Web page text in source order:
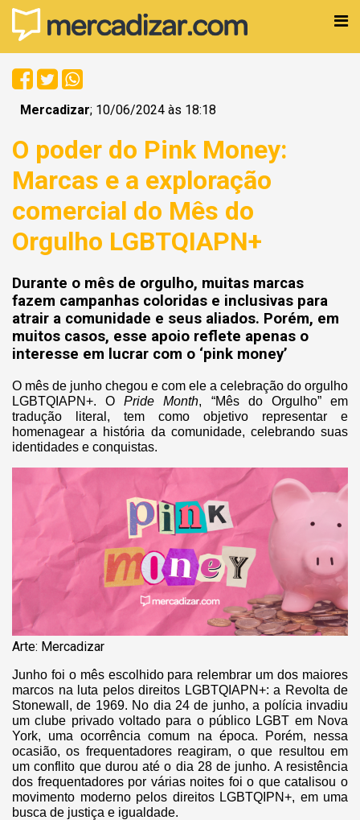
Mercadizar; 10/06/2024 às 18:18
O poder do Pink Money:
Marcas e a exploração
comercial do Mês do
Orgulho LGBTQIAPN+
Durante o mês de orgulho, muitas marcas
fazem campanhas coloridas e inclusivas para
atrair a comunidade e seus aliados. Porém, em
muitos casos, esse apoio reflete apenas o
interesse em lucrar com o ‘pink money’
O mês de junho chegou e com ele a celebração do orgulho
LGBTQIAPN+. OPride Month, “Mês do Orgulho” em
tradução literal, tem como objetivo representar e
homenagear a história da comunidade, celebrando suas
identidades e conquistas.
Arte: Mercadizar
Junho foi o mês escolhido para relembrar um dos maiores
marcos na luta pelos direitos LGBTQIAPN+: a Revolta de
Stonewall, de 1969. No dia 24 de junho, a polícia invadiu
um clube privado voltado para o público LGBT em Nova
York, uma ocorrência comum na época. Porém, nessa
ocasião, os frequentadores reagiram, o que resultou em
um conflito que durou até o dia 28 de junho. A resistência
dos frequentadores por várias noites foi o que catalisou o
movimento moderno pelos direitos LGBTQIPN+, em uma
busca de justiça e igualdade.